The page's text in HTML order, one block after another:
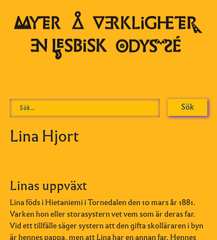
Lina Hjort
Linas uppväxt
Lina föds i Hietaniemi i Tornedalenden 10 mars år 1881.
Varken hon eller storasystern vet vem som är deras far.
Vid ett tillfälle säger systern att den gifta skolläraren i byn
är hennes pappa, men att Lina har en annan far. Hennes